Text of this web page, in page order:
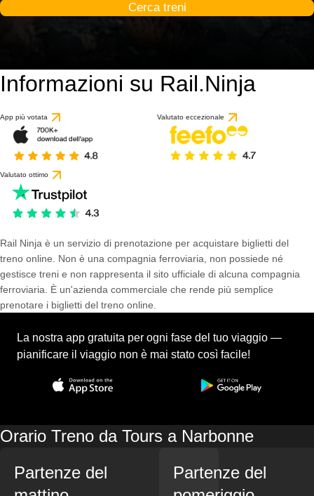
Cerca treni
Informazioni su Rail.Ninja
App più votata Valutato eccezionale
Valutato ottimo
Rail Ninja è un servizio di prenotazione per acquistare biglietti del
treno online. Non è una compagnia ferroviaria, non possiede né
gestisce treni e non rappresenta il sito ufficiale di alcuna compagnia
ferroviaria. È un'azienda commerciale che rende più semplice
prenotare i biglietti del treno online.
La nostra app gratuita per ogni fase del tuo viaggio —
pianificare il viaggio non è mai stato così facile!
Orario Treno da Tours a Narbonne
Partenze del
Partenze del